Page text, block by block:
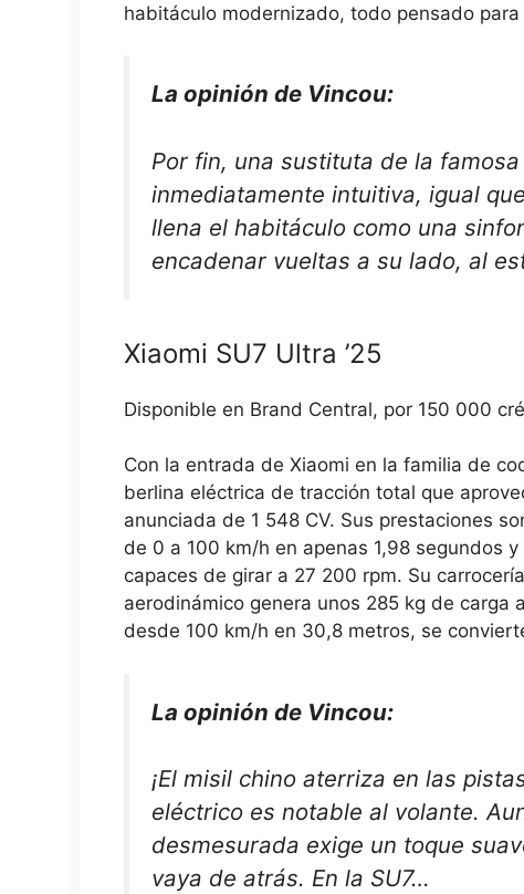
habitáculo modernizado, todo pensado para
La opinión de Vincou:
Por fin, una sustituta de la
inmediatamente intuitiva, igual
llena el habitáculo como una
encadenar vueltas a su lado, al
Xiaomi SU7 Ultra ’25
Disponible en Brand Central, por 150 000
Con la entrada de Xiaomi en la familia de
berlina eléctrica de tracción total que
anunciada de 1 548 CV. Sus prestaciones
de 0 a 100 km/h en apenas 1,98 segundos
capaces de girar a 27 200 rpm. Su
aerodinámico genera unos 285 kg de carga
desde 100 km/h en 30,8 metros, se
La opinión de Vincou:
¡El misil chino aterriza en las
eléctrico es notable al volante.
desmesurada exige un toque
vaya de atrás. En la SU7…